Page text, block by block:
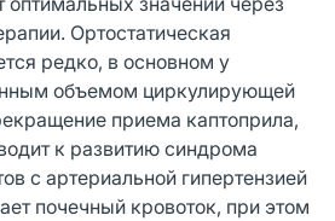
Ортостатическая
редко, в основном у
объемом циркулирующей
приема каптоприла,
к развитию синдрома
с артериальной гипертензией
почечный кровоток, при этом